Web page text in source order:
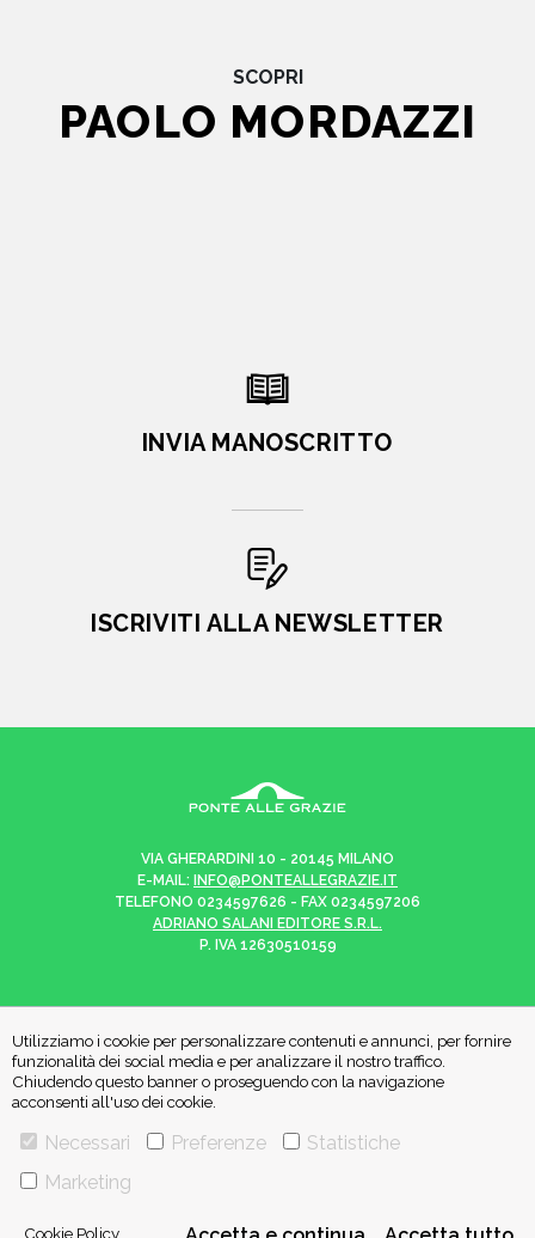
SCOPRI
PAOLO MORDAZZI
Utilizziamo i cookie per personalizzare contenuti e annunci, per fornire
funzionalità dei social media e per analizzare il nostro traffico.
Chiudendo questo banner o proseguendo con la navigazione
acconsenti all'uso dei cookie.
Necessari Preferenze
Statistiche
Marketing
Cookie Policy
INVIA MANOSCRITTO
ISCRIVITI ALLA NEWSLETTER
VIA GHERARDINI 10 - 20145 MILANO
E-MAIL:
INFO@PONTEALLEGRAZIE.IT
TELEFONO 0234597626 - FAX 0234597206
ADRIANO SALANI EDITORE S.R.L.
P. IVA 12630510159
CHI SIAMO CONTATTI